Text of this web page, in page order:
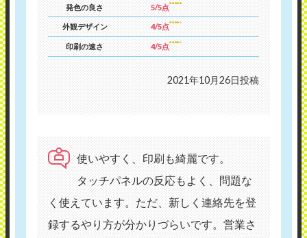
発色の良さ 5/5点
外観デザイン 4/5点
印刷の速さ 4/5点
2021年10月26日投稿
使いやすく、印刷も綺麗です。
タッチパネルの反応もよく、問題な
く使えています。ただ、新しく連絡先を登
録するやり方が分かりづらいです。営業さ